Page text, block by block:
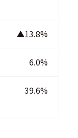
▲13.8%
6.0%
39.6%